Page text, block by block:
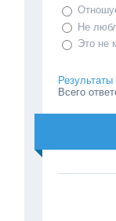
Не
Это не
Результаты
Всего